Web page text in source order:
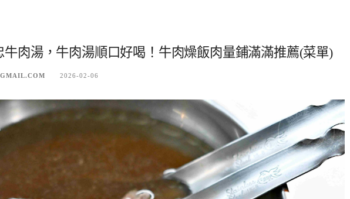
牛肉湯，牛肉湯順口好喝！牛肉燥飯肉量鋪滿滿推薦(菜單)
2026-02-06